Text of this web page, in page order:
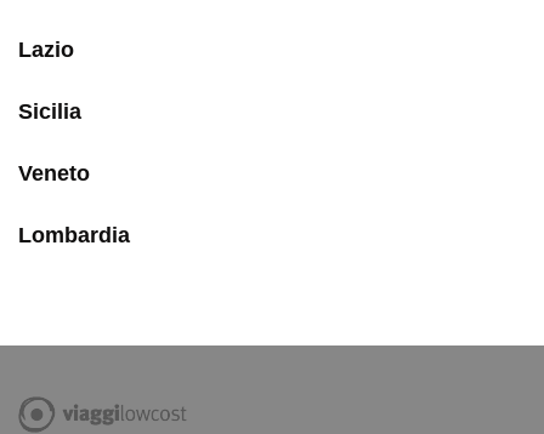
Lazio
Sicilia
Veneto
Lombardia